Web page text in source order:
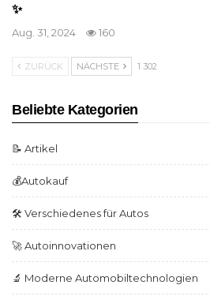
✨
Aug. 31, 2024 160
ZURÜCK NÄCHSTE 1 302
Beliebte Kategorien
📝 Artikel
💰Autokauf
🛠️ Verschiedenes für Autos
🚀 Autoinnovationen
🔬 Moderne Automobiltechnologien